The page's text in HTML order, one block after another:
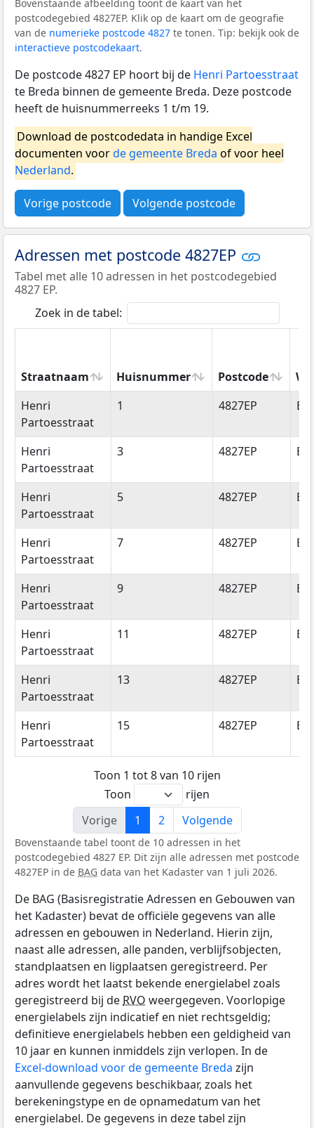
Bovenstaande afbeelding toont de kaart van het
postcodegebied 4827EP. Klik op de kaart om de geografie
van de numerieke postcode 4827 te tonen. Tip: bekijk ook de
interactieve postcodekaart.
De postcode 4827 EP hoort bij de Henri Partoesstraat
te Breda binnen de gemeente Breda. Deze postcode
heeft de huisnummerreeks 1 t/m 19.
Download de postcodedata in handige Excel
documenten voorde gemeente Breda of voor heel
Nederland.
Vorige postcode Volgende postcode
Adressen met postcode 4827EP
Tabel met alle 10 adressen in het postcodegebied
4827 EP.
Zoek in de tabel:
Straatnaam Huisnummer Postcode
Straatnaam
Huisnummer Postcode
Henri
Partoesstraat
1 4827EP
Henri
Partoesstraat
3 4827EP
Henri
Partoesstraat
5 4827EP
Henri
Partoesstraat
7 4827EP
Henri
Partoesstraat
9 4827EP
Henri
Partoesstraat
11 4827EP
Henri
Partoesstraat
13 4827EP
Henri
Partoesstraat
15 4827EP
Toon 1 tot 8 van 10 rijen
Toon
rijen
Vorige
1 2 Volgende
Bovenstaande tabel toont de 10 adressen in het
postcodegebied 4827 EP. Dit zijn alle adressen met postcode
4827EP in de BAG data van het Kadaster van 1 juli 2026.
De BAG (Basisregistratie Adressen en Gebouwen van
het Kadaster) bevat de officiële gegevens van alle
adressen en gebouwen in Nederland. Hierin zijn,
naast alle adressen, alle panden, verblijfsobjecten,
standplaatsen en ligplaatsen geregistreerd. Per
adres wordt het laatst bekende energielabel zoals
geregistreerd bij de RVO weergegeven. Voorlopige
energielabels zijn indicatief en niet rechtsgeldig;
definitieve energielabels hebben een geldigheid van
10 jaar en kunnen inmiddels zijn verlopen. In de
Excel-download voor de gemeente Breda zijn
aanvullende gegevens beschikbaar, zoals het
berekeningstype en de opnamedatum van het
energielabel. De gegevens in deze tabel zijn